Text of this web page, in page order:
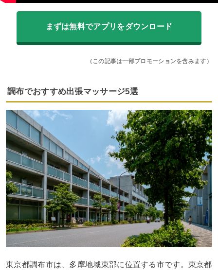
まずは無料でアプリをダウンロード
（この記事は一部プロモーションを含みます）
調布でおすすめ出張マッサージ5選
東京都調布市は、多摩地域東部に位置する市です。東京都